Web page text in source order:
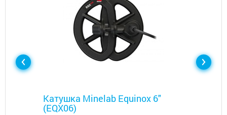
Катушка Minelab Equinox 6"
(EQX06)